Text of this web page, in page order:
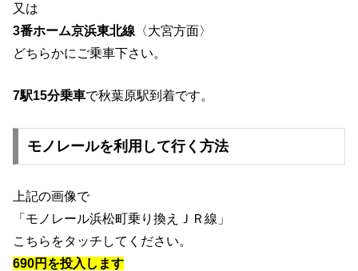
又は
3番ホーム京浜東北線 〈大宮方面〉
どちらかにご乗車下さい。
7駅15分乗車で秋葉原駅到着です。
モノレールを利用して行く方法
上記の画像で
「モノレール浜松町乗り換えＪＲ線」
こちらをタッチしてください。
690円を投入します